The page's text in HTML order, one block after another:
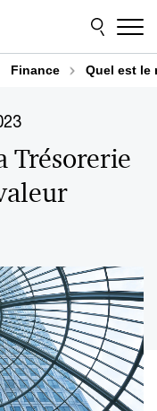
Finance Quel est le
Trésorerie